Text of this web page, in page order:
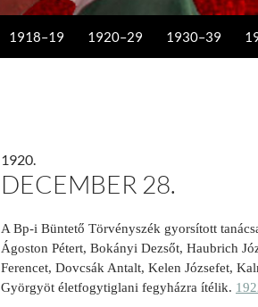
1918–19 1920–29 1930–39
1920.
DECEMBER 28.
A Bp-i Büntető Tör­vényszék gyorsított
Ágoston Pétert, Bokányi Dezsőt, Haubrich
Ferencet, Dovcsák Antalt, Kelen Józsefet,
Györgyöt élet­fogytiglani fegyházra ítélik.